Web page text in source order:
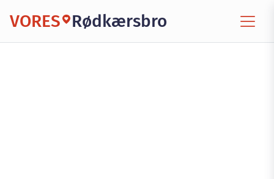
VORES Rødkærsbro